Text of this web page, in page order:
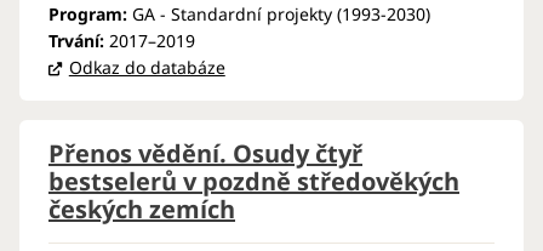
Program: GA - Standardní projekty (1993-2030)
Trvání: 2017–2019
Odkaz do databáze
Přenos vědění. Osudy čtyř
bestselerů v pozdně středověkých
českých zemích